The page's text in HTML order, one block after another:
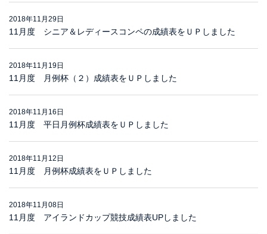
2018年11月29日
11月度 シニア＆レディースコンペの成績表をＵＰしました
2018年11月19日
11月度 月例杯（２）成績表をＵＰしました
2018年11月16日
11月度 平日月例杯成績表をＵＰしました
2018年11月12日
11月度 月例杯成績表をＵＰしました
2018年11月08日
11月度 アイランドカップ競技成績表UPしました